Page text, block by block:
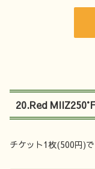
20.Red
チケット1枚(500円)で